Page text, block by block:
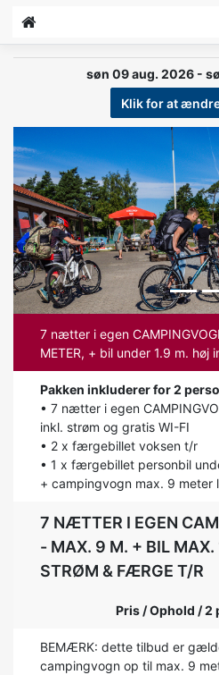
søn 09 aug. 2026 -
Klik for at
Previous
7 nætter i egen
METER, + bil under 1.9 m.
Pakken inkluderer for 2
• 7 nætter i egen
inkl. strøm og gratis WI-FI
• 2 x færgebillet voksen t/r
• 1 x færgebillet personbil
+ campingvogn max. 9 meter
7 NÆTTER I EGEN
- MAX. 9 M. + BIL
STRØM & FÆRGE T/R
Pris / Ophold / 2
BEMÆRK: dette tilbud er
campingvogn op til max. 9